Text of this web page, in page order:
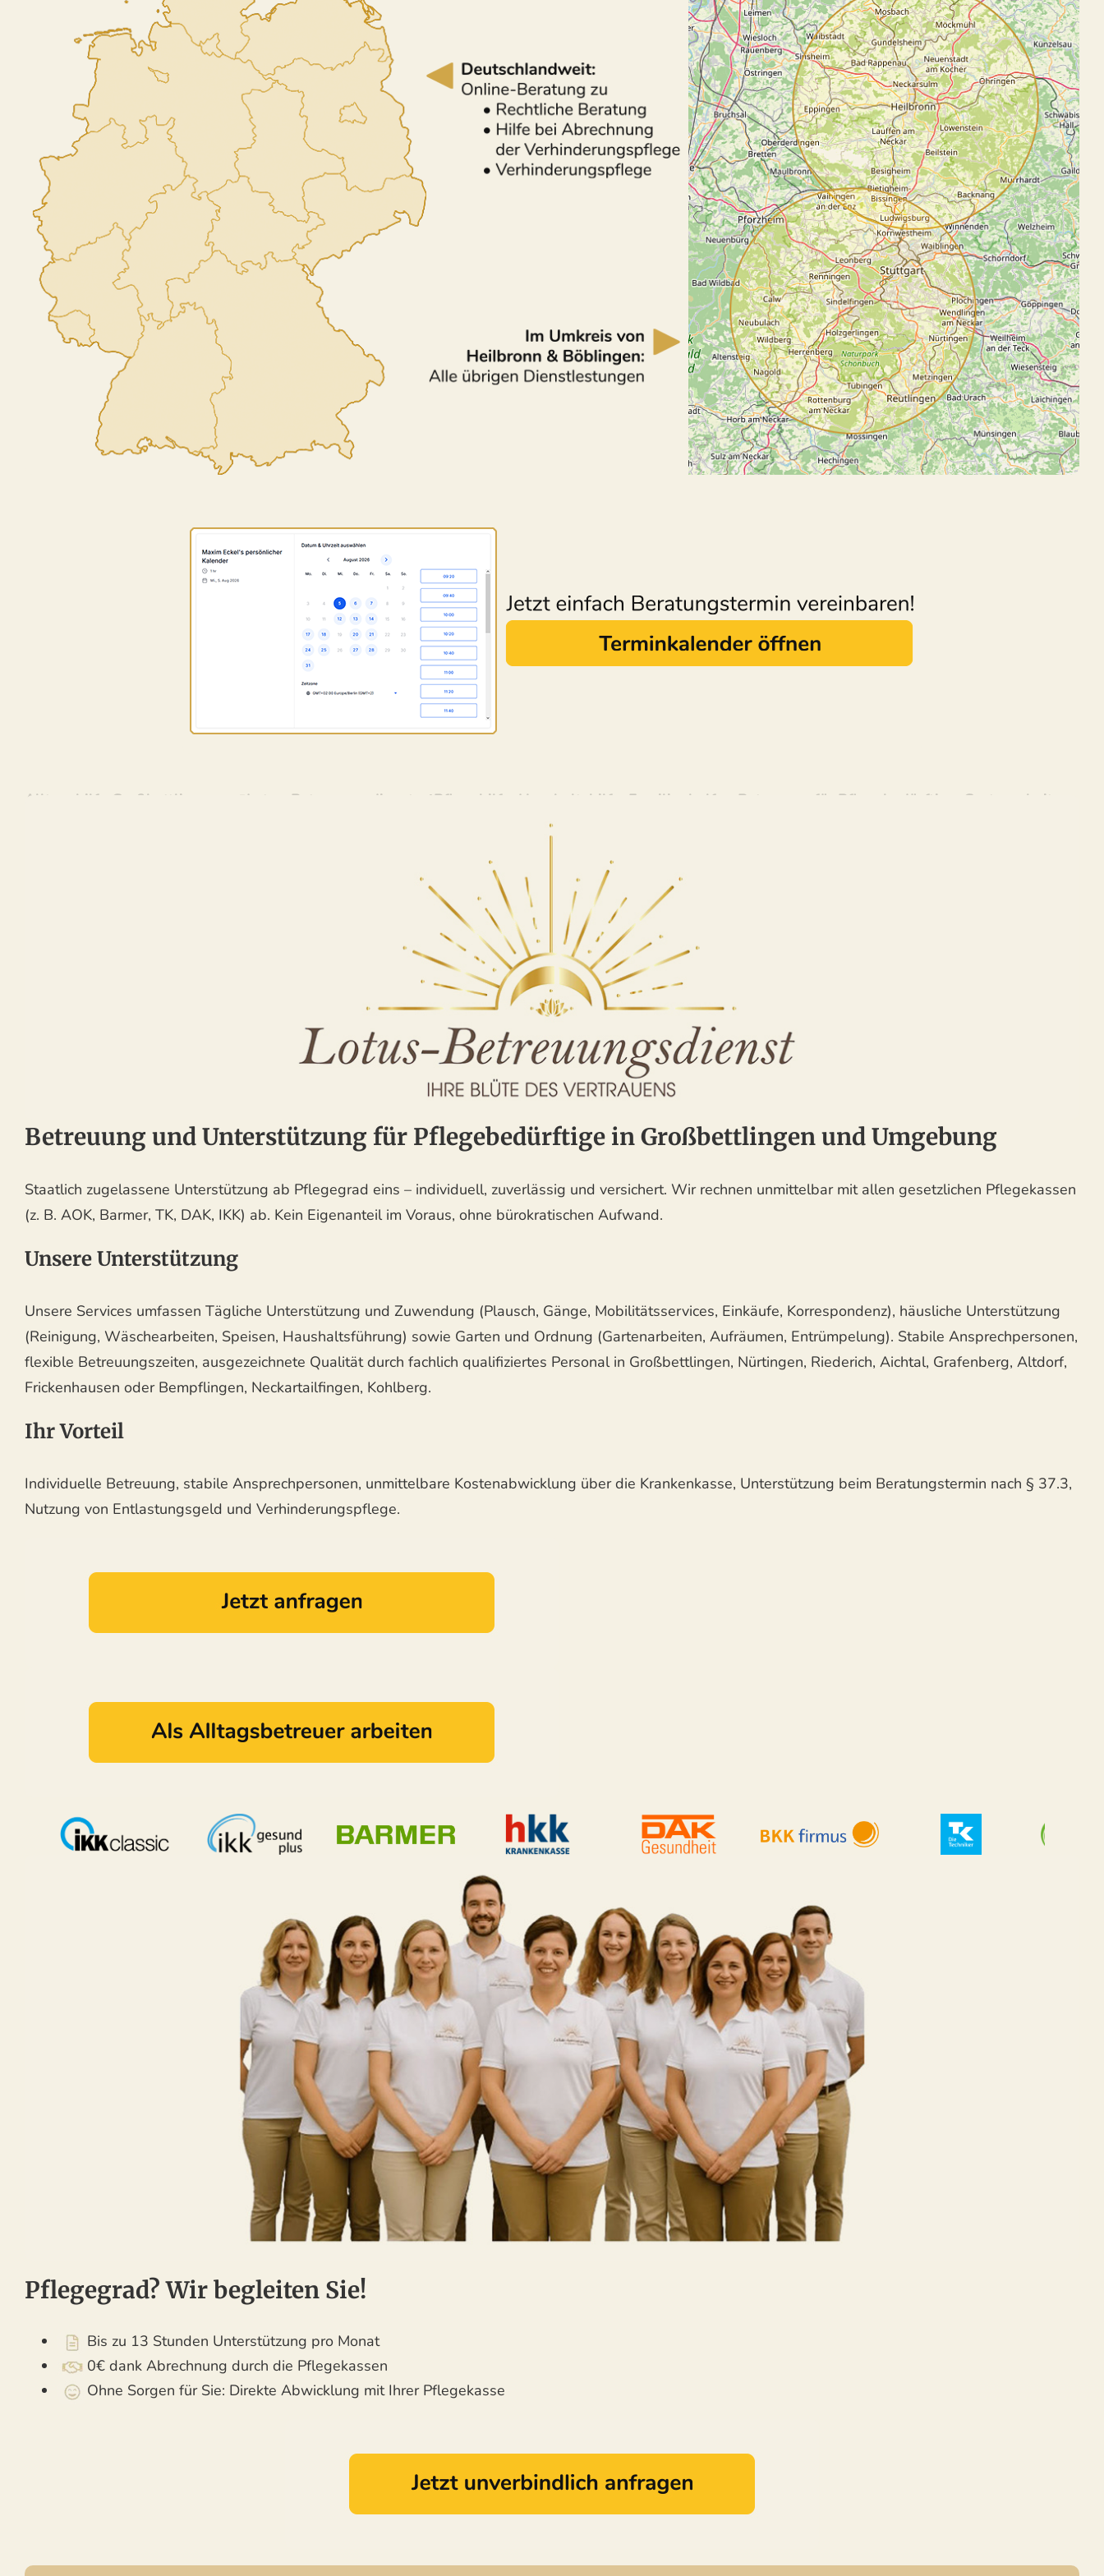
Alltagshilfe Großbettlingen – ↗️Lotus-Betreuungsdienst: ✓Pflegehilfe, Haushaltshilfe, Familienhelfer, Betreuung für Pflegebedürftige, Gartenarbeiten.
Alltagshilfe für Großbettlingen – entdecken bei ↗️Lotus-Betreuungsdienst oder ✓Betreuung für Pflegebedürftige, Haushaltshilfe, Familienhelfer,
✓Pflegehilfe, ✓Betreuung für Pflegebedürftige und ✓Gartenarbeiten für 72663 Großbettlingen. Mit uns erreichen Sie Ihre Ziele ✉.
Betreuung und Unterstützung für Pflegebedürftige in Großbettlingen und Umgebung
Staatlich zugelassene Unterstützung ab Pflegegrad eins – individuell, zuverlässig und versichert. Wir rechnen unmittelbar mit allen gesetzlichen Pflegekassen
(z. B. AOK, Barmer, TK, DAK, IKK) ab. Kein Eigenanteil im Voraus, ohne bürokratischen Aufwand.
Unsere Unterstützung
Unsere Services umfassen Tägliche Unterstützung und Zuwendung (Plausch, Gänge, Mobilitätsservices, Einkäufe, Korrespondenz), häusliche Unterstützung
(Reinigung, Wäschearbeiten, Speisen, Haushaltsführung) sowie Garten und Ordnung (Gartenarbeiten, Aufräumen, Entrümpelung). Stabile Ansprechpersonen,
flexible Betreuungszeiten, ausgezeichnete Qualität durch fachlich qualifiziertes Personal in Großbettlingen, Nürtingen, Riederich, Aichtal, Grafenberg, Altdorf,
Frickenhausen oder Bempflingen, Neckartailfingen, Kohlberg.
Ihr Vorteil
Individuelle Betreuung, stabile Ansprechpersonen, unmittelbare Kostenabwicklung über die Krankenkasse, Unterstützung beim Beratungstermin nach § 37.3,
Nutzung von Entlastungsgeld und Verhinderungspflege.
Pflegegrad? Wir begleiten Sie!
Bis zu 13 Stunden Unterstützung pro Monat
0€ dank Abrechnung durch die Pflegekassen
Ohne Sorgen für Sie: Direkte Abwicklung mit Ihrer Pflegekasse